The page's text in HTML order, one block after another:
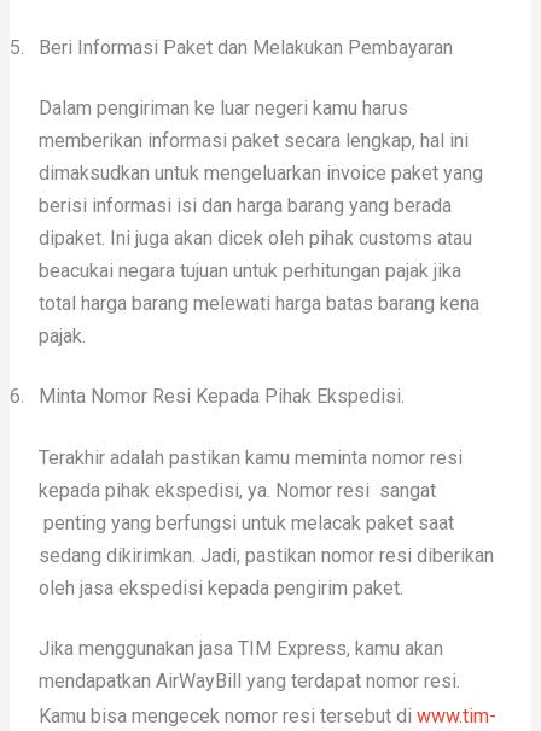
5. Beri Informasi Paket dan Melakukan Pembayaran
Dalam pengiriman ke luar negeri kamu harus
memberikan informasi paket secara lengkap, hal ini
dimaksudkan untuk mengeluarkan invoice paket yang
berisi informasi isi dan harga barang yang berada
dipaket. Ini juga akan dicek oleh pihak customs atau
beacukai negara tujuan untuk perhitungan pajak jika
total harga barang melewati harga batas barang kena
pajak.
6. Minta Nomor Resi Kepada Pihak Ekspedisi.
Terakhir adalah pastikan kamu meminta nomor resi
kepada pihak ekspedisi, ya. Nomor resi sangat
penting yang berfungsi untuk melacak paket saat
sedang dikirimkan. Jadi, pastikan nomor resi diberikan
oleh jasa ekspedisi kepada pengirim paket.
Jika menggunakan jasa TIM Express, kamu akan
mendapatkan AirWayBill yang terdapat nomor resi.
Kamu bisa mengecek nomor resi tersebut diwww.tim-